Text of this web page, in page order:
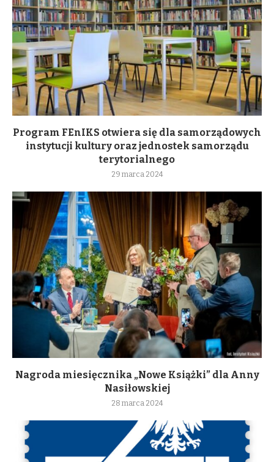
Program FEnIKS otwiera się dla samorządowych
instytucji kultury oraz jednostek samorządu
terytorialnego
29 marca 2024
Nagroda miesięcznika „Nowe Książki” dla Anny
Nasiłowskiej
28 marca 2024